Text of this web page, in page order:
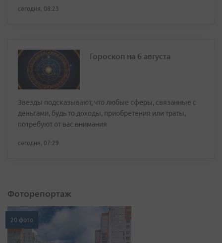
сегодня, 08:23
Гороскоп на 6 августа
Звезды подсказывают, что любые сферы, связанные с
деньгами, будь то доходы, приобретения или траты,
потребуют от вас внимания
сегодня, 07:29
Фоторепортаж
20 фото